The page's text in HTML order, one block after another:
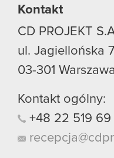
Kontakt
CD PROJEKT
ul. Jagiellońska
03-301 Warszawa
Kontakt ogólny:
+48 22 519 69